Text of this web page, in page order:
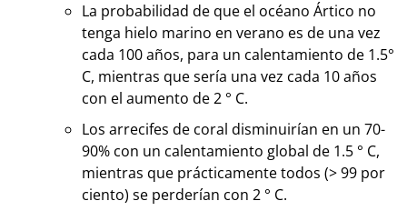
La probabilidad de que el océano Ártico no
tenga hielo marino en verano es de una vez
cada 100 años, para un calentamiento de 1.5°
C, mientras que sería una vez cada 10 años
con el aumento de 2 ° C.
Los arrecifes de coral disminuirían en un 70-
90% con un calentamiento global de 1.5 ° C,
mientras que prácticamente todos (> 99 por
ciento) se perderían con 2 ° C.